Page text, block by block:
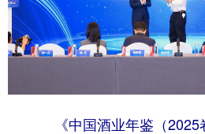
《中国酒业年鉴（